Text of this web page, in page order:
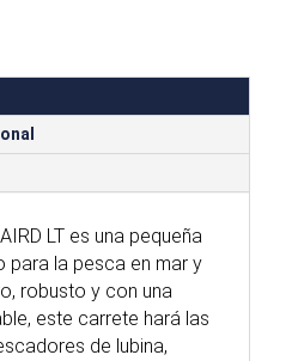
LT es una pequeña
para la pesca en mar y
robusto y con una
este carrete hará las
de lubina,